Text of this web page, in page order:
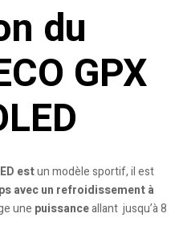
du
GPX
estun modèle sportif, il est
avec un refroidissement à
une puissanceallant jusqu’à 8